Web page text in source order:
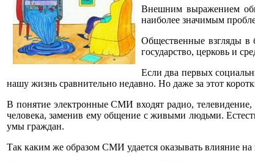
Внешним выражением
наиболее значимым
Общественные взгляды в
государство, церковь и
Если два первых
нашу жизнь сравнительно недавно. Но даже за этот
В понятие электронные СМИ входят радио,
человека, заменив ему общение с живыми людьми.
умы граждан.
Так каким же образом СМИ удается оказывать влияние